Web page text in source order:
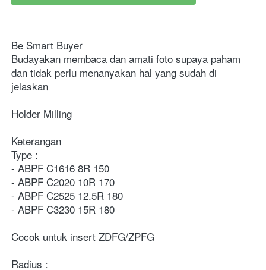
Be Smart Buyer
Budayakan membaca dan amati foto supaya paham
dan tidak perlu menanyakan hal yang sudah di
jelaskan
Holder Milling
Keterangan
Type :
- ABPF C1616 8R 150
- ABPF C2020 10R 170
- ABPF C2525 12.5R 180
- ABPF C3230 15R 180
Cocok untuk insert ZDFG/ZPFG
Radius :